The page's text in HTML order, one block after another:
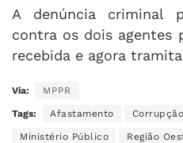
A denúncia criminal
contra os dois
recebida e agora
Via: MPPR
Tags: Afastamento Corrupção
Ministério Público Região